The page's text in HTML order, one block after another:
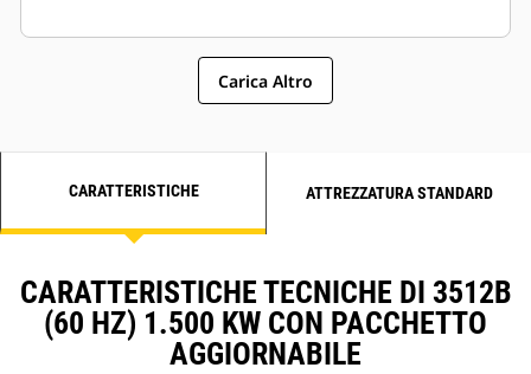
Carica Altro
CARATTERISTICHE ATTREZZATURA STANDARD
CARATTERISTICHE TECNICHE DI 3512B
(60 HZ) 1.500 KW CON PACCHETTO
AGGIORNABILE